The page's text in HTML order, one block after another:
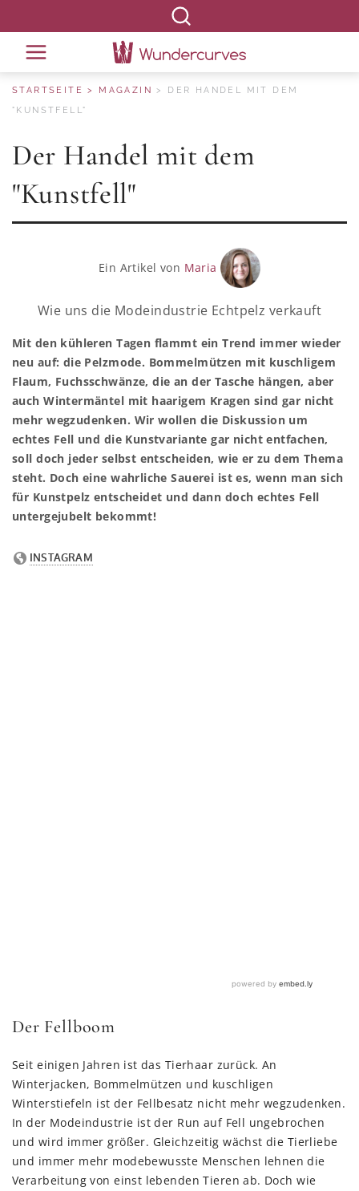
STARTSEITE MAGAZIN
DER HANDEL MIT DEM
"KUNSTFELL"
Der Handel mit dem
"Kunstfell"
Ein Artikel von Maria
Wie uns die Modeindustrie Echtpelz verkauft
Mit den kühleren Tagen flammt ein Trend immer wieder
neu auf: die Pelzmode. Bommelmützen mit kuschligem
Flaum, Fuchsschwänze, die an der Tasche hängen, aber
auch Wintermäntel mit haarigem Kragen sind gar nicht
mehr wegzudenken. Wir wollen die Diskussion um
echtes Fell und die Kunstvariante gar nicht entfachen,
soll doch jeder selbst entscheiden, wie er zu dem Thema
steht. Doch eine wahrliche Sauerei ist es, wenn man sich
für Kunstpelz entscheidet und dann doch echtes Fell
untergejubelt bekommt!
Der Fellboom
Seit einigen Jahren ist das Tierhaar zurück. An
Winterjacken, Bommelmützen und kuschligen
Winterstiefeln ist der Fellbesatz nicht mehr wegzudenken.
In der Modeindustrie ist der Run auf Fell ungebrochen
und wird immer größer. Gleichzeitig wächst die Tierliebe
und immer mehr modebewusste Menschen lehnen die
Verarbeitung von einst lebenden Tieren ab. Doch wie